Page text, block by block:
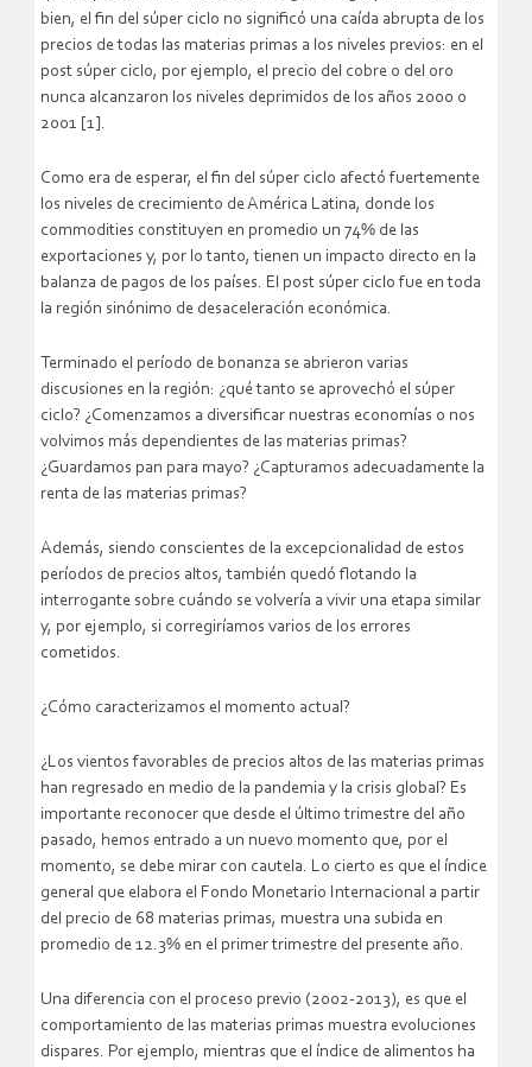
bien, el fin del súper ciclo no significó una caída abrupta de los
precios de todas las materias primas a los niveles previos: en el
post súper ciclo, por ejemplo, el precio del cobre o del oro
nunca alcanzaron los niveles deprimidos de los años 2000 o
2001 [1].
Como era de esperar, el fin del súper ciclo afectó fuertemente
los niveles de crecimiento de América Latina, donde los
commodities constituyen en promedio un 74% de las
exportaciones y, por lo tanto, tienen un impacto directo en la
balanza de pagos de los países. El post súper ciclo fue en toda
la región sinónimo de desaceleración económica.
Terminado el período de bonanza se abrieron varias
discusiones en la región: ¿qué tanto se aprovechó el súper
ciclo? ¿Comenzamos a diversificar nuestras economías o nos
volvimos más dependientes de las materias primas?
¿Guardamos pan para mayo? ¿Capturamos adecuadamente la
renta de las materias primas?
Además, siendo conscientes de la excepcionalidad de estos
períodos de precios altos, también quedó flotando la
interrogante sobre cuándo se volvería a vivir una etapa similar
y, por ejemplo, si corregiríamos varios de los errores
cometidos.
¿Cómo caracterizamos el momento actual?
¿Los vientos favorables de precios altos de las materias primas
han regresado en medio de la pandemia y la crisis global? Es
importante reconocer que desde el último trimestre del año
pasado, hemos entrado a un nuevo momento que, por el
momento, se debe mirar con cautela. Lo cierto es que el índice
general que elabora el Fondo Monetario Internacional a partir
del precio de 68 materias primas, muestra una subida en
promedio de 12.3% en el primer trimestre del presente año.
Una diferencia con el proceso previo (2002-2013), es que el
comportamiento de las materias primas muestra evoluciones
dispares. Por ejemplo, mientras que el índice de alimentos ha